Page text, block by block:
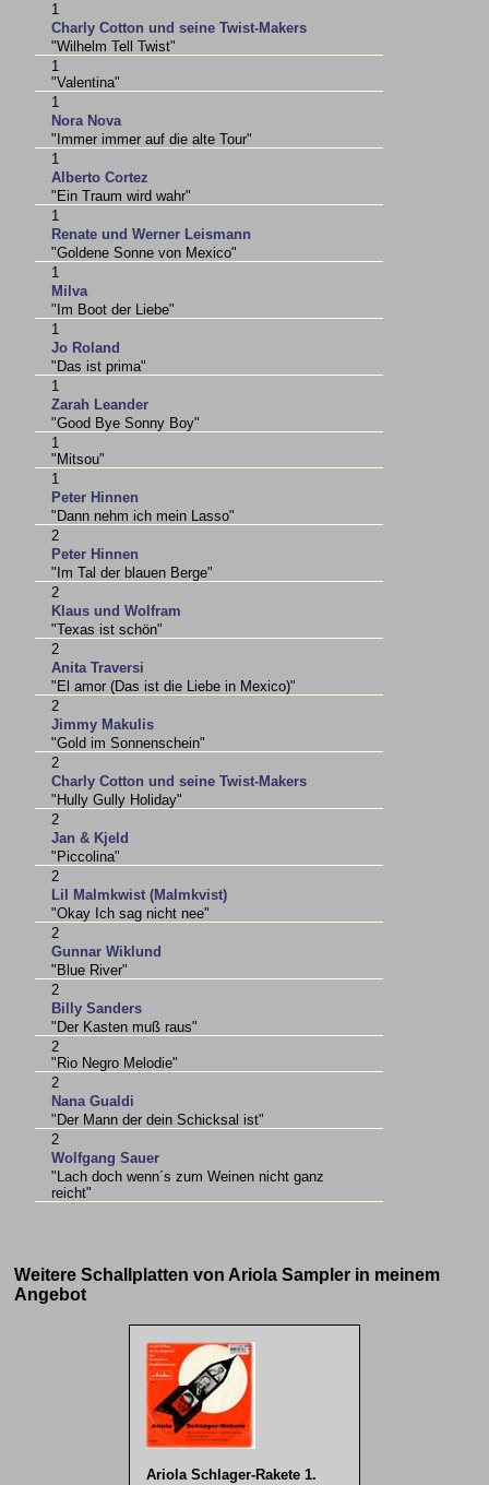
1
Charly Cotton und seine Twist-Makers
"Wilhelm Tell Twist"
1
"Valentina"
1
Nora Nova
"Immer immer auf die alte Tour"
1
Alberto Cortez
"Ein Traum wird wahr"
1
Renate und Werner Leismann
"Goldene Sonne von Mexico"
1
Milva
"Im Boot der Liebe"
1
Jo Roland
"Das ist prima"
1
Zarah Leander
"Good Bye Sonny Boy"
1
"Mitsou"
1
Peter Hinnen
"Dann nehm ich mein Lasso"
2
Peter Hinnen
"Im Tal der blauen Berge"
2
Klaus und Wolfram
"Texas ist schön"
2
Anita Traversi
"El amor (Das ist die Liebe in Mexico)"
2
Jimmy Makulis
"Gold im Sonnenschein"
2
Charly Cotton und seine Twist-Makers
"Hully Gully Holiday"
2
Jan & Kjeld
"Piccolina"
2
Lil Malmkwist (Malmkvist)
"Okay Ich sag nicht nee"
2
Gunnar Wiklund
"Blue River"
2
Billy Sanders
"Der Kasten muß raus"
2
"Rio Negro Melodie"
2
Nana Gualdi
"Der Mann der dein Schicksal ist"
2
Wolfgang Sauer
"Lach doch wenn´s zum Weinen nicht ganz
reicht"
Weitere Schallplatten von Ariola Sampler in meinem
Angebot
Ariola Schlager-Rakete 1.